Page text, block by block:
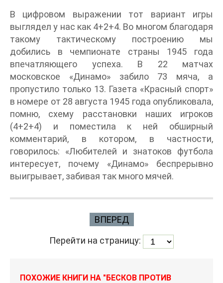
В цифровом выражении тот вариант игры
выглядел у нас как 4+2+4. Во многом благодаря
такому тактическому построению мы
добились в чемпионате страны 1945 года
впечатляющего успеха. В 22 матчах
московское «Динамо» забило 73 мяча, а
пропустило только 13. Газета «Красный спорт»
в номере от 28 августа 1945 года опубликовала,
помню, схему расстановки наших игроков
(4+2+4) и поместила к ней обширный
комментарий, в котором, в частности,
говорилось: «Любителей и знатоков футбола
интересует, почему «Динамо» беспрерывно
выигрывает, забивая так много мячей.
ВПЕРЕД
Перейти на страницу:
ПОХОЖИЕ КНИГИ НА "БЕСКОВ ПРОТИВ